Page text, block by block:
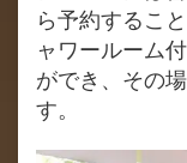
ら予約するこ
ャワールーム
ができ、その
す。